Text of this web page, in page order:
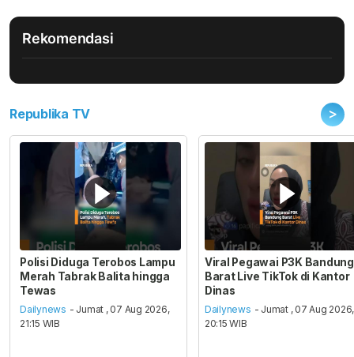
Rekomendasi
Republika TV >
Polisi Diduga Terobos Lampu
Merah Tabrak Balita hingga
Tewas
Dailynews - Jumat , 07 Aug 2026,
21:15 WIB
Viral Pegawai P3K Bandung
Barat Live TikTok di Kantor
Dinas
Dailynews - Jumat , 07 Aug 2026,
20:15 WIB